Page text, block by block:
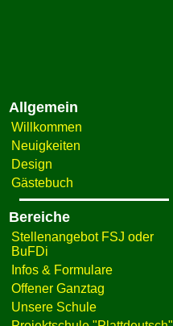
Allgemein
Willkommen
Neuigkeiten
Design
Gästebuch
Bereiche
Stellenangebot FSJ oder
BuFDi
Infos & Formulare
Offener Ganztag
Unsere Schule